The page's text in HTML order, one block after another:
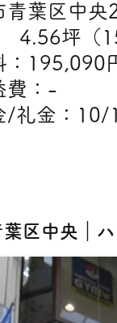
青葉区中央
4.56坪（
賃料：
：10/
中央｜ハ